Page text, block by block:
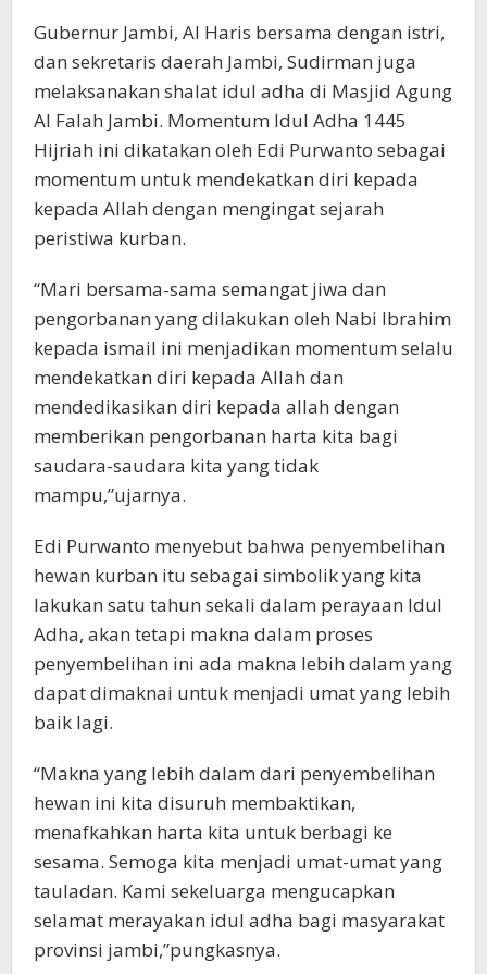
Gubernur Jambi, Al Haris bersama dengan istri,
dan sekretaris daerah Jambi, Sudirman juga
melaksanakan shalat idul adha di Masjid Agung
Al Falah Jambi. Momentum Idul Adha 1445
Hijriah ini dikatakan oleh Edi Purwanto sebagai
momentum untuk mendekatkan diri kepada
kepada Allah dengan mengingat sejarah
peristiwa kurban.
“Mari bersama-sama semangat jiwa dan
pengorbanan yang dilakukan oleh Nabi Ibrahim
kepada ismail ini menjadikan momentum selalu
mendekatkan diri kepada Allah dan
mendedikasikan diri kepada allah dengan
memberikan pengorbanan harta kita bagi
saudara-saudara kita yang tidak
mampu,”ujarnya.
Edi Purwanto menyebut bahwa penyembelihan
hewan kurban itu sebagai simbolik yang kita
lakukan satu tahun sekali dalam perayaan Idul
Adha, akan tetapi makna dalam proses
penyembelihan ini ada makna lebih dalam yang
dapat dimaknai untuk menjadi umat yang lebih
baik lagi.
“Makna yang lebih dalam dari penyembelihan
hewan ini kita disuruh membaktikan,
menafkahkan harta kita untuk berbagi ke
sesama. Semoga kita menjadi umat-umat yang
tauladan. Kami sekeluarga mengucapkan
selamat merayakan idul adha bagi masyarakat
provinsi jambi,”pungkasnya.